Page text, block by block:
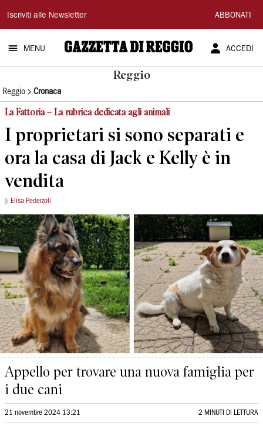
Gazzetta
di
Reggio
Iscriviti alle Newsletter ABBONATI
MENU ACCEDI
Reggio
Reggio Cronaca
La Fattoria – La rubrica dedicata agli animali
I proprietari si sono separati e
ora la casa di Jack e Kelly è in
vendita
Elisa Pederzoli
Appello per trovare una nuova famiglia per
i due cani
21 novembre 2024 13:21 2 MINUTI DI LETTURA